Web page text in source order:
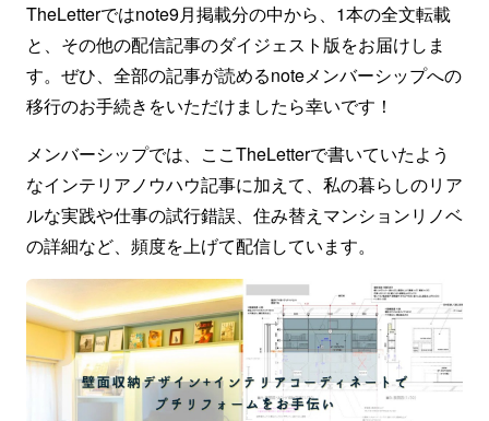
TheLetterではnote9月掲載分の中から、1本の全文転載
と、その他の配信記事のダイジェスト版をお届けしま
す。ぜひ、全部の記事が読めるnoteメンバーシップへの
移行のお手続きをいただけましたら幸いです！
メンバーシップでは、ここTheLetterで書いていたよう
なインテリアノウハウ記事に加えて、私の暮らしのリア
ルな実践や仕事の試行錯誤、住み替えマンションリノベ
の詳細など、頻度を上げて配信しています。